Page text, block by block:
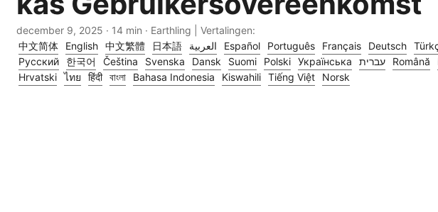
december 9, 2025 · 14 min · Earthling | Vertalingen:
中文简体
English 中文繁體 日本語 العربية Español Português Français Deutsch
Русский
한국어 Čeština Svenska Dansk Suomi Polski Українська עברית Română
Hrvatski ไทย हिंदी বাংলা Bahasa Indonesia Kiswahili Tiếng Việt Norsk